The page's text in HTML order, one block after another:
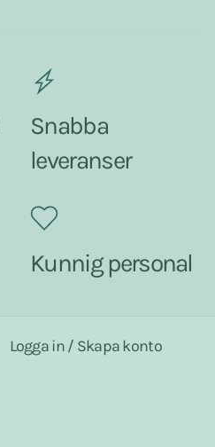
Snabba
leveranser
Kunnig personal
Logga in / Skapa konto